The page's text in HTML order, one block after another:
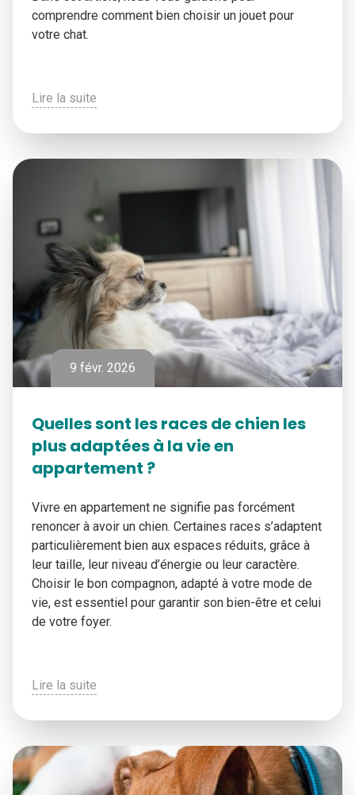
comprendre comment bien choisir un jouet pour
votre chat.
Lire la suite
9 févr. 2026
Quelles sont les races de chien les
plus adaptées à la vie en
appartement ?
Vivre en appartement ne signifie pas forcément
renoncer à avoir un chien. Certaines races s’adaptent
particulièrement bien aux espaces réduits, grâce à
leur taille, leur niveau d’énergie ou leur caractère.
Choisir le bon compagnon, adapté à votre mode de
vie, est essentiel pour garantir son bien-être et celui
de votre foyer.
Lire la suite